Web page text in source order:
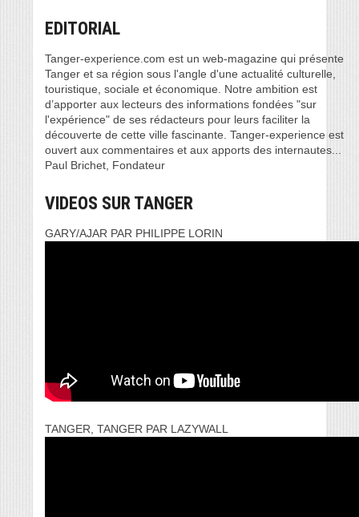
EDITORIAL
Tanger-experience.com est un web-magazine qui présente
Tanger et sa région sous l'angle d'une actualité culturelle,
touristique, sociale et économique. Notre ambition est
d’apporter aux lecteurs des informations fondées "sur
l'expérience" de ses rédacteurs pour leurs faciliter la
découverte de cette ville fascinante. Tanger-experience est
ouvert aux commentaires et aux apports des internautes...
Paul Brichet, Fondateur
VIDEOS SUR TANGER
GARY/AJAR PAR PHILIPPE LORIN
TANGER, TANGER PAR LAZYWALL